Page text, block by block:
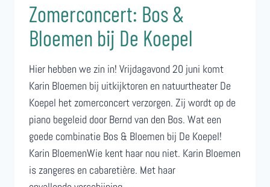
Zomerconcert: Bos &
Bloemen bij De Koepel
Hier hebben we zin in! Vrijdagavond 20 juni komt
Karin Bloemen bij uitkijktoren en natuurtheater De
Koepel het zomerconcert verzorgen. Zij wordt op de
piano begeleid door Bernd van den Bos. Wat een
goede combinatie Bos & Bloemen bij De Koepel!
Karin BloemenWie kent haar nou niet. Karin Bloemen
is zangeres en cabaretière. Met haar